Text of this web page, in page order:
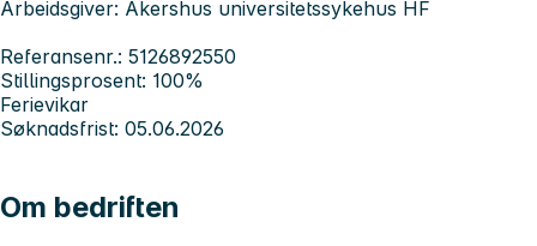
Arbeidsgiver: Akershus universitetssykehus HF
Referansenr.: 5126892550
Stillingsprosent: 100%
Ferievikar
Søknadsfrist: 05.06.2026
Om bedriften